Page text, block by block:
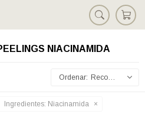
NIACINAMIDA
Recomendados
Ingredientes: Niacinamida